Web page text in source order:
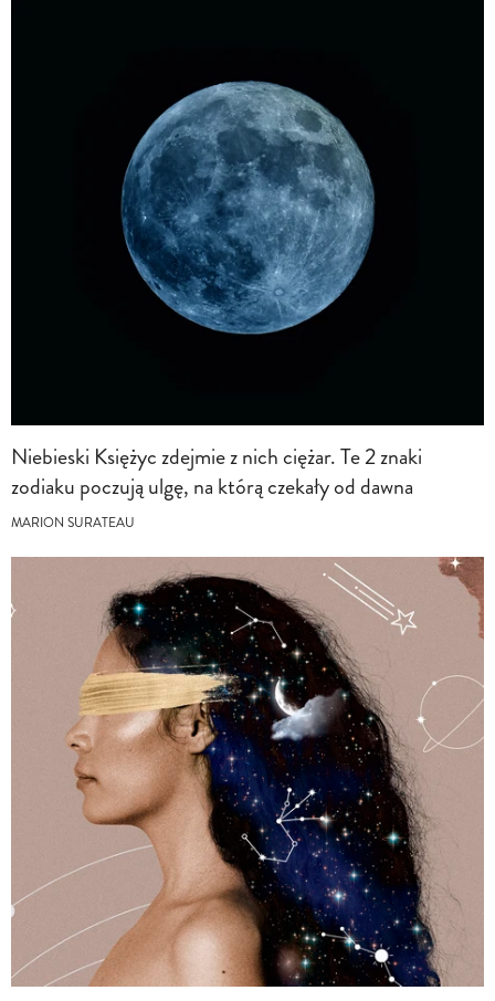
Niebieski Księżyc zdejmie z nich ciężar. Te 2 znaki
zodiaku poczują ulgę, na którą czekały od dawna
MARION SURATEAU